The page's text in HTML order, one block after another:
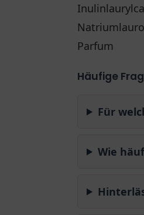
Parfum
Häufige
Für
Wie